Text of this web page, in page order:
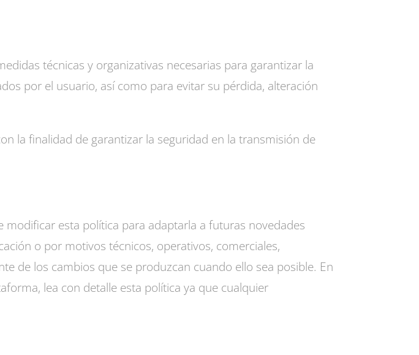
técnicas y organizativas necesarias para garantizar la
por el usuario, así como para evitar su pérdida, alteración
la finalidad de garantizar la seguridad en la transmisión de
modificar esta política para adaptarla a futuras novedades
o por motivos técnicos, operativos, comerciales,
de los cambios que se produzcan cuando ello sea posible. En
lea con detalle esta política ya que cualquier